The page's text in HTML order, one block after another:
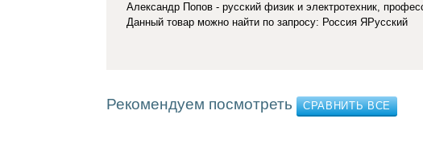
Александр Попов - русский физик и электротехник,
Данный товар можно найти по запросу: Россия ЯРусский
Рекомендуем посмотреть